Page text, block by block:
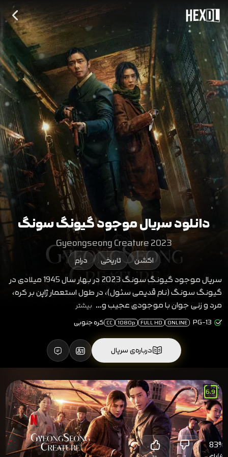
دانلود سریال موجود گیونگ سونگ
Gyeongseong Creature 2023
اکشن تاریخی درام
سریال موجود گیونگ سونگ 2023 در بهار سال 1945 میلادی در
گیونگ سونگ (نام قدیمی سئول)، در طول استعمار ژاپن بر کره،
مرد و زنی جوان با موجودی عجیب و… بیشتر
PG-13
ONLINE
FULL HD
1080p
CC کره جنوبی
درباره‌ی سریال
6.9
%
83